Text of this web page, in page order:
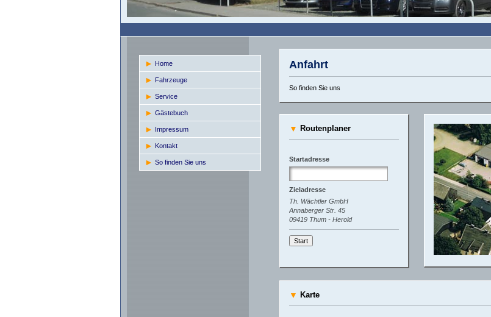
Home
Fahrzeuge
Service
Gästebuch
Impressum
Kontakt
So finden Sie uns
Anfahrt
So finden Sie uns
▼ Routenplaner
▼ Karte